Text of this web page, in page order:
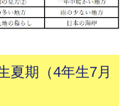
夏期（4年生7月